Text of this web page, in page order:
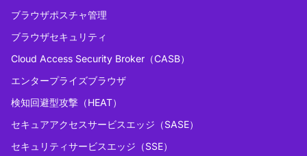
ブラウザポスチャ管理
ブラウザセキュリティ
Cloud Access Security Broker（CASB）
エンタープライズブラウザ
検知回避型攻撃（HEAT）
セキュアアクセスサービスエッジ（SASE）
セキュリティサービスエッジ（SSE）